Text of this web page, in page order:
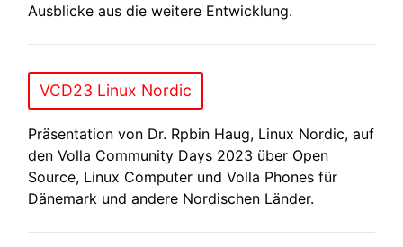
Ausblicke aus die weitere Entwicklung.
VCD23 Linux Nordic
Präsentation von Dr. Rpbin Haug, Linux Nordic, auf
den Volla Community Days 2023 über Open
Source, Linux Computer und Volla Phones für
Dänemark und andere Nordischen Länder.